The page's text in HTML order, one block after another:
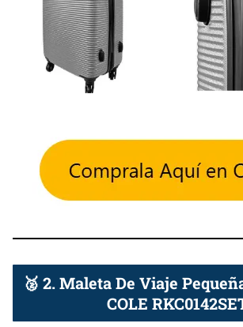
🥈 2. Maleta De Viaje
COLE